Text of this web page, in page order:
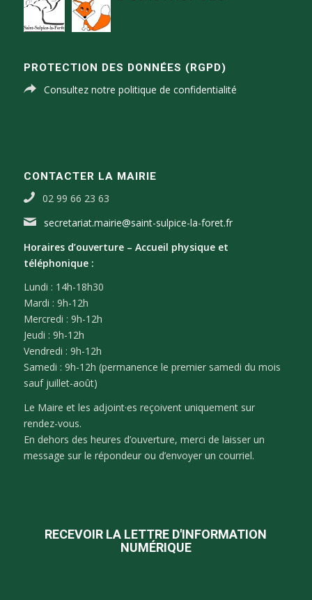
PROTECTION DES DONNÉES (RGPD)
Consultez notre politique de confidentialité
CONTACTER LA MAIRIE
02 99 66 23 63
secretariat.mairie@saint-sulpice-la-foret.fr
Horaires d’ouverture – Accueil physique et
téléphonique :
Lundi : 14h-18h30
Mardi : 9h-12h
Mercredi : 9h-12h
Jeudi : 9h-12h
Vendredi : 9h-12h
Samedi : 9h-12h (permanence le premier samedi du mois
sauf juillet-août)
Le Maire et les adjoint·es reçoivent uniquement sur
rendez-vous.
En dehors des heures d’ouverture, merci de laisser un
message sur le répondeur ou d’envoyer un courriel.
RECEVOIR LA LETTRE D'INFORMATION
NUMÉRIQUE